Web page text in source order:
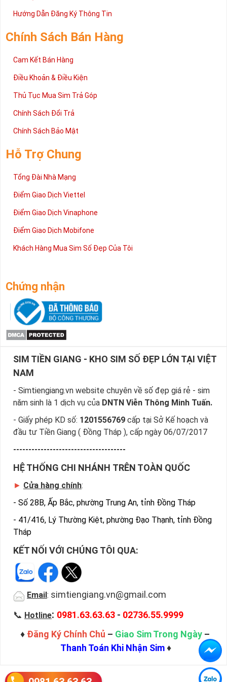
2 đang được rất nhiều khách hàng tin tưởng lựa chọn trên thị
cấp trong bài viết này sẽ giúp bạn hiểu rõ ý nghĩa và các bước đặt
mua sim số tại Sim Tiền Giang nhanh chóng nhất.
Chúc quý khách tìm được chiếc sim Tứ quý 2 như ý!
Hướng Dẫn Đăng Ký Thông Tin
Chính Sách Bán Hàng
Cam Kết Bán Hàng
Điều Khoản & Điều Kiện
Thủ Tục Mua Sim Trả Góp
Chính Sách Đổi Trả
Chính Sách Bảo Mật
Hỗ Trợ Chung
Tổng Đài Nhà Mạng
Điểm Giao Dịch Viettel
Điểm Giao Dịch Vinaphone
Điểm Giao Dịch Mobifone
Khách Hàng Mua Sim Số Đẹp Của Tôi
Chứng nhận
SIM TIỀN GIANG - KHO SIM SỐ ĐẸP LỚN TẠI VIỆT
NAM
- Simtiengiang.vn website chuyên về số đẹp giá rẻ - sim
năm sinh là 1 dịch vụ của DNTN Viễn Thông Minh Tuấn.
- Giấy phép KD số: 1201556769 cấp tại Sở Kế hoạch và
đầu tư Tiền Giang ( Đồng Tháp ), cấp ngày 06/07/2017
-------------------------------------
HỆ THỐNG CHI NHÁNH TRÊN TOÀN QUỐC
► Cửa hàng chính:
- Số 28B, Ấp Bắc, phường Trung An, tỉnh Đồng Tháp
- 41/416, Lý Thường Kiệt, phường Đạo Thạnh, tỉnh Đồng
Tháp
KẾT NỐI VỚI CHÚNG TÔI QUA:
Email : simtiengiang.vn@gmail.com
📞 Hotline: 0981.63.63.63 - 02736.55.9999
♦ Đăng Ký Chính Chủ – Giao Sim Trong Ngày –
Thanh Toán Khi Nhận Sim♦